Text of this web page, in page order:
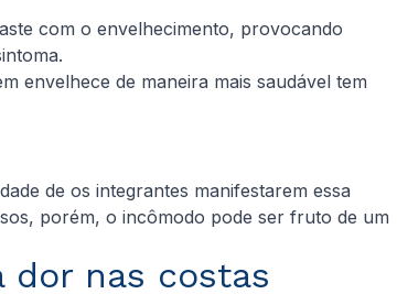
com o envelhecimento, provocando
envelhece de maneira mais saudável tem
de os integrantes manifestarem essa
porém, o incômodo pode ser fruto de um
dor nas costas